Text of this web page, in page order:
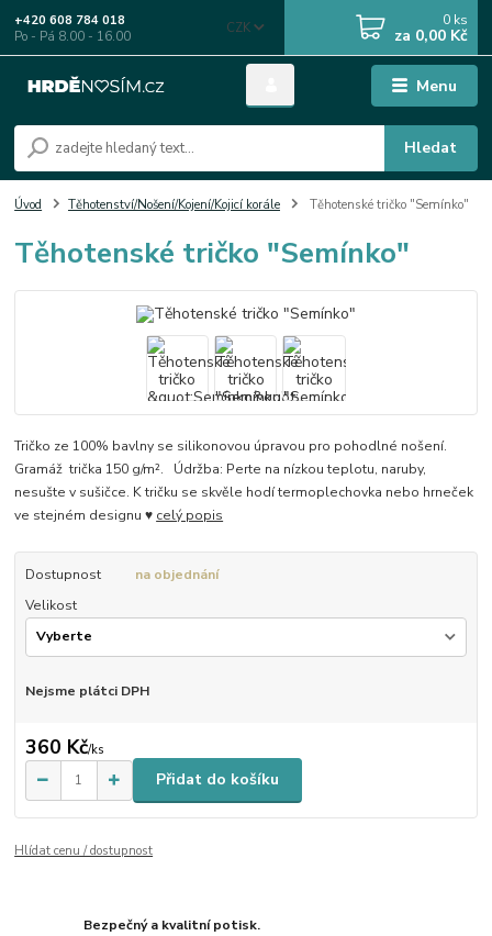
Menu
CZK
Hledat
+420 608 784 018
Po - Pá 8.00 - 16.00
0 ks
za 0,00 Kč
Úvod Těhotenství/Nošení/Kojení/Kojicí korále Těhotenské tričko "Semínko"
Těhotenské tričko "Semínko"
Tričko ze 100% bavlny se silikonovou úpravou pro pohodlné nošení.
Gramáž trička 150 g/m². Údržba: Perte na nízkou teplotu, naruby,
nesušte v sušičce. K tričku se skvěle hodí termoplechovka nebo hrneček
ve stejném designu ♥ celý popis
Dostupnost
na objednání
Velikost
Nejsme plátci DPH
360 Kč/ks
Přidat do košíku
Hlídat cenu / dostupnost
Bezpečný a kvalitní potisk.